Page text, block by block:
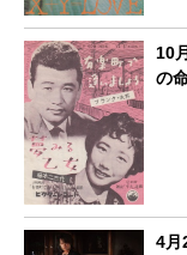
10
の
4月